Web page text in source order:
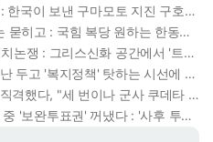
"한국산 물은 변기 물로 써라" : 한국이 보낸 구마모토 지진 구호품에 한 일본인의 '어처구니 없는' 반응
필리버스터는 밀리고 토론회는 묻히고 : 국힘 복당 원하는 한동훈, '검사 정치'의 한계만 드러내나
영화 '오디세이'에 난데없는 정치논쟁 : 그리스신화 공간에서 '트럼프 전쟁의 참혹함'이 보인다
경기지사 추미애, 경기도 재정난 두고 '복지정책' 탓하는 시선에 정면 반박 : "고령자와 아이 인구 급증"
이재명 사관학교 통합 반대를 직격했다, "세 번이나 군사 쿠데타 했는데 압도적 지위"
민주당 친석계, 전당대회 진행 중 '보완투표권' 꺼냈다 : '사후 투표 허용' 무리수에 정청래 "투표 쿠데타"